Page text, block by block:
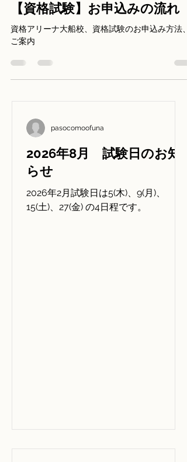
【資格試験】お申込みの流れ
資格アリーナ大船校、資格試験のお申込み方法、
ご案内
2026年8月 試験日のお知
らせ
2026年2月試験日は5(木)、9(月)、
15(土)、27(金) の4日程です。
pasocomoofuna